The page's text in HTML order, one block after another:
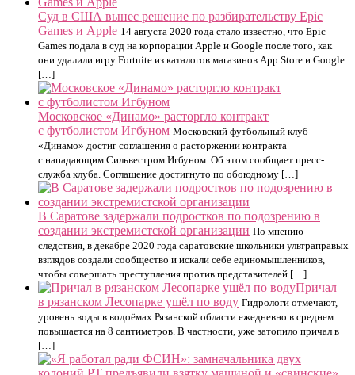
Суд в США вынес решение по разбирательству Epic
Games и Apple 14 августа 2020 года стало известно, что Epic
Games подала в суд на корпорации Apple и Google после того, как
они удалили игру Fortnite из каталогов магазинов App Store и Google
[…]
Московское «Динамо» расторгло контракт
с футболистом Игбуном Московский футбольный клуб
«Динамо» достиг соглашения о расторжении контракта
с нападающим Сильвестром Игбуном. Об этом сообщает пресс-
служба клуба. Соглашение достигнуто по обоюдному […]
В Саратове задержали подростков по подозрению в
создании экстремистской организации По мнению
следствия, в декабре 2020 года саратовские школьники ультраправых
взглядов создали сообщество и искали себе единомышленников,
чтобы совершать преступления против представителей […]
Причал
в рязанском Лесопарке ушёл по воду Гидрологи отмечают,
уровень воды в водоёмах Рязанской области ежедневно в среднем
повышается на 8 сантиметров. В частности, уже затопило причал в
[…]